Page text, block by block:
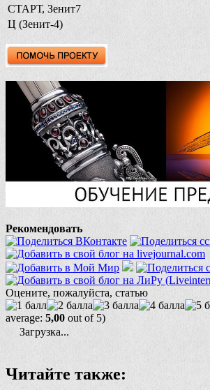
СТАРТ, Зенит7
Ц (Зенит-4)
Рекомендовать
Оцените, пожалуйста, статью
average: 5,00 out of 5)
Загрузка...
Читайте также: